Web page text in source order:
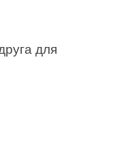
для